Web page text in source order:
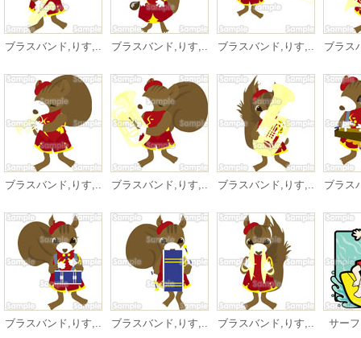
ブラスバンド,りす,.. ブラスバンド,りす,.. ブラスバンド,りす,.. ブラス
ブラスバンド,りす,.. ブラスバンド,りす,.. ブラスバンド,りす,.. ブラス
ブラスバンド,りす,.. ブラスバンド,りす,.. ブラスバンド,りす,.. サー